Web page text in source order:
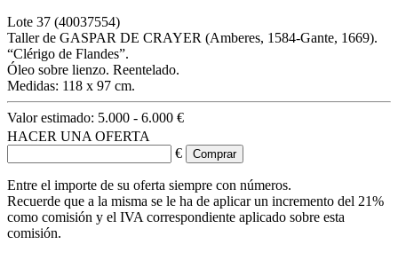
Lote 37 (40037554)
Taller de GASPAR DE CRAYER (Amberes, 1584-Gante, 1669).
“Clérigo de Flandes”.
Óleo sobre lienzo. Reentelado.
Medidas: 118 x 97 cm.
Valor estimado: 5.000 - 6.000 €
HACER UNA OFERTA
€
Entre el importe de su oferta siempre con números.
Recuerde que a la misma se le ha de aplicar un incremento del 21%
como comisión y el IVA correspondiente aplicado sobre esta
comisión.